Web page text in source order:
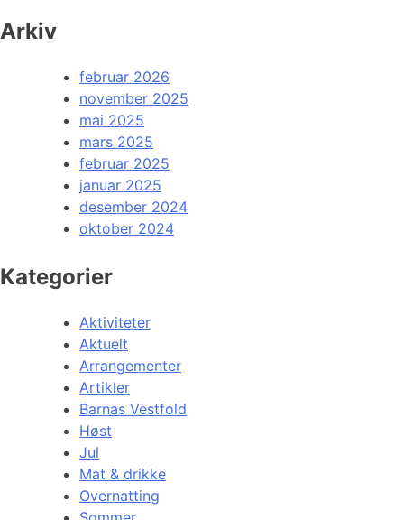
Arkiv
februar 2026
november 2025
mai 2025
mars 2025
februar 2025
januar 2025
desember 2024
oktober 2024
Kategorier
Aktiviteter
Aktuelt
Arrangementer
Artikler
Barnas Vestfold
Høst
Jul
Mat & drikke
Overnatting